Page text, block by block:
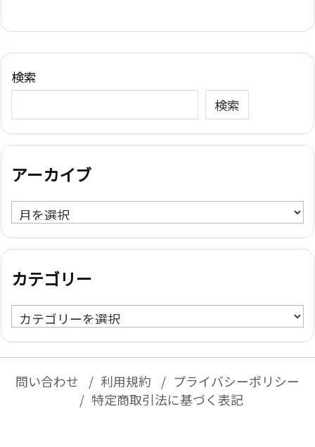
検索
検索
アーカイブ
ア
ー
カ
ブ
カテゴリー
カ
テ
ー
問い合わせ 利用規約
プライバシーポリシー
特定商取引法に基づく表記